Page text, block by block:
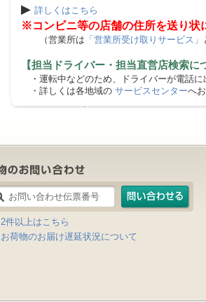
▶ 詳しくはこちら
※コンビニ等の店舗の住所を送り状
（営業所は 「営業所受け取りサービス」
【担当ドライバー・担当直営店検索に
・運転中などのため、ドライバーが電話に
・詳しくは各地域の サービスセンターへ
2件以上はこちら
お荷物のお届け遅延状況について